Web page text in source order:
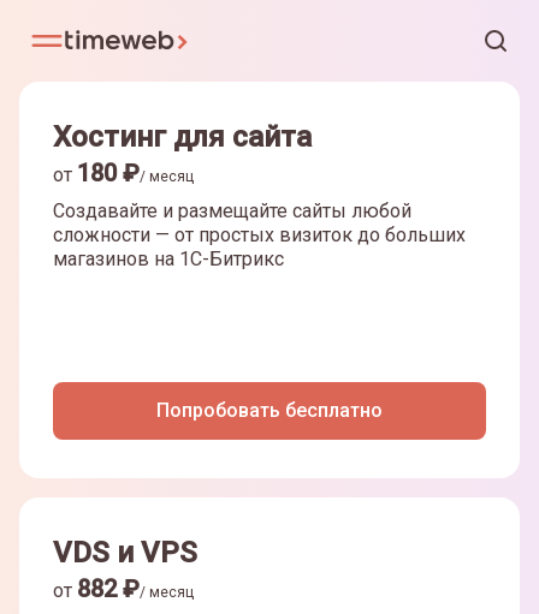
Хостинг для сайта
от 180₽/ месяц
Создавайте и размещайте сайты любой
сложности — от простых визиток до больших
магазинов на 1С-Битрикс
Попробовать бесплатно
VDS и VPS
от 882₽/ месяц